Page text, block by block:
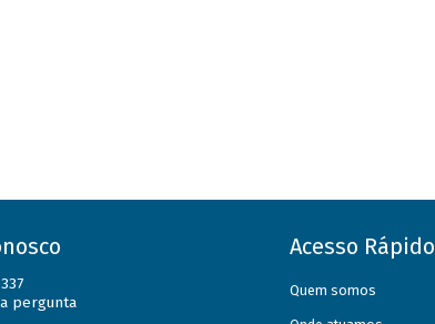
pergunta
Acesso Rápido
Quem somos